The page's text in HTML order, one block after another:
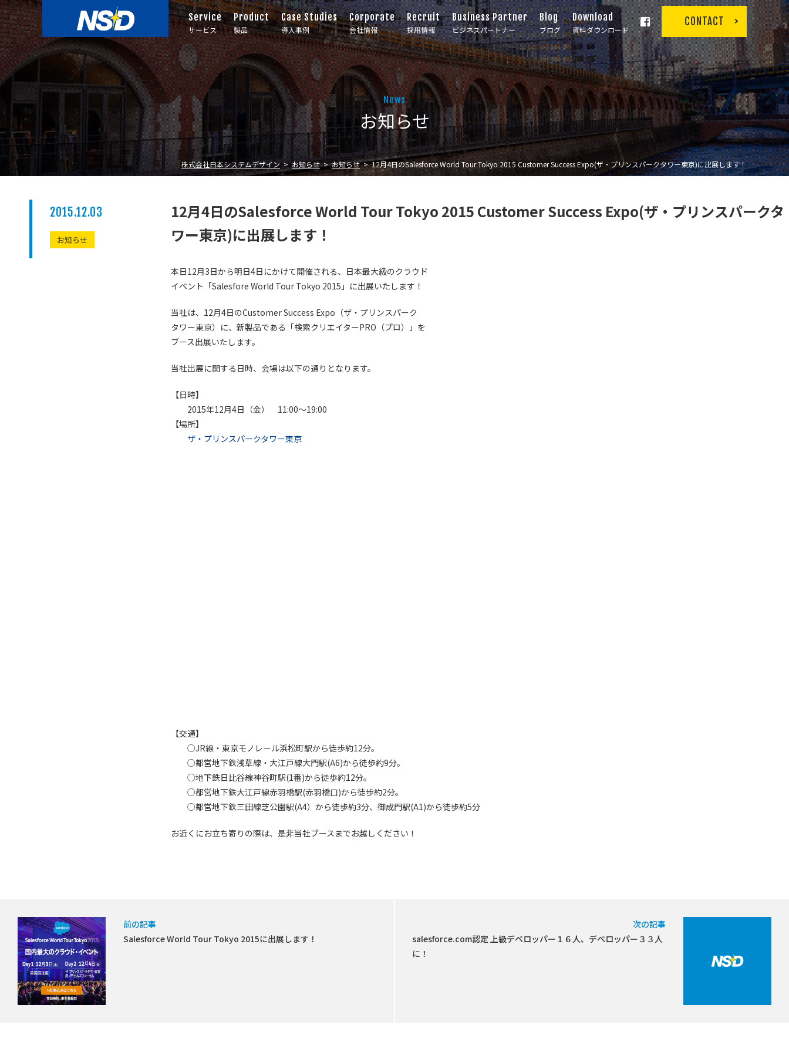
Service
サービス
Product
製品
Case Studies
導入事例
Corporate
会社情報
Recruit
採用情報
Business Partner
ビジネスパートナー
Blog
ブログ
Download
資料ダウンロード
CONTACT
News
お知らせ
株式会社日本システムデザイン お知らせ お知らせ 12月4日のSalesforce World Tour Tokyo 2015 Customer Success Expo(ザ・プリンスパークタワー東京)に出展します！
2015.12.03
お知らせ
12月4日のSalesforce World Tour Tokyo 2015 Customer Success Expo(ザ・プリンスパークタ
ワー東京)に出展します！
本日12月3日から明日4日にかけて開催される、日本最大級のクラウド
イベント「Salesfore World Tour Tokyo 2015」に出展いたします！
当社は、12月4日のCustomer Success Expo（ザ・プリンスパーク
タワー東京）に、新製品である「検索クリエイターPRO（プロ）」を
ブース出展いたします。
当社出展に関する日時、会場は以下の通りとなります。
【日時】
2015年12月4日（金） 11:00～19:00
【場所】
ザ・プリンスパークタワー東京
【交通】
○JR線・東京モノレール浜松町駅から徒歩約12分。
○都営地下鉄浅草線・大江戸線大門駅(A6)から徒歩約9分。
○地下鉄日比谷線神谷町駅(1番)から徒歩約12分。
○都営地下鉄大江戸線赤羽橋駅(赤羽橋口)から徒歩約2分。
○都営地下鉄三田線芝公園駅(A4）から徒歩約3分、御成門駅(A1)から徒歩約5分
お近くにお立ち寄りの際は、是非当社ブースまでお越しください！
前の記事
Salesforce World Tour Tokyo 2015に出展します！
次の記事
salesforce.com認定 上級デベロッパー１６人、デベロッパー３３人
に！